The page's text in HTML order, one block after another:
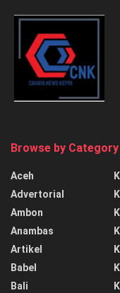
Browse by Category
Aceh
Advertorial
Ambon
Anambas
Artikel
Babel
Bali